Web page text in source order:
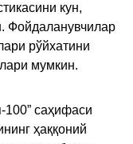
кун,
Фойдаланувчилар
рўйхатини
мумкин.
100” саҳифаси
ҳаққоний